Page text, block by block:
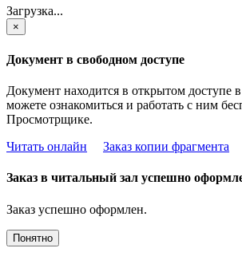
Загрузка...
×
Документ в свободном доступе
Документ находится в открытом доступе
можете ознакомиться и работать с ним
Просмотрщике.
Читать онлайн
Заказ копии фрагмента
Заказ в читальный зал успешно
Заказ успешно оформлен.
Понятно